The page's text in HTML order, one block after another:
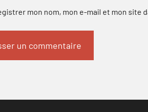
mon nom, mon e-mail et mon site